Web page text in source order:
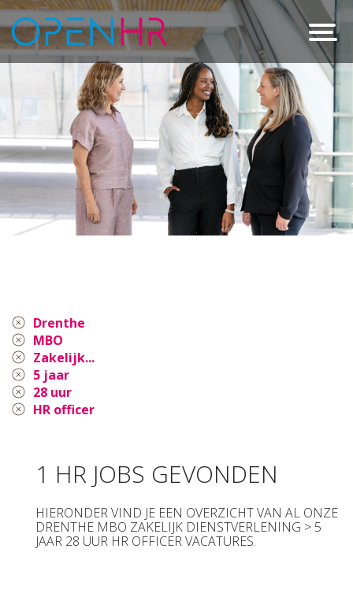
Drenthe
MBO
Zakelijk...
5 jaar
28 uur
HR officer
1 HR JOBS GEVONDEN
HIERONDER VIND JE EEN OVERZICHT VAN AL ONZE
DRENTHE MBO ZAKELIJK DIENSTVERLENING > 5
JAAR 28 UUR HR OFFICER VACATURES.